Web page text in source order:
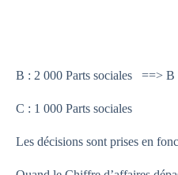
B : 2 000 Parts sociales ==> B
C : 1 000 Parts sociales
Les décisions sont prises en